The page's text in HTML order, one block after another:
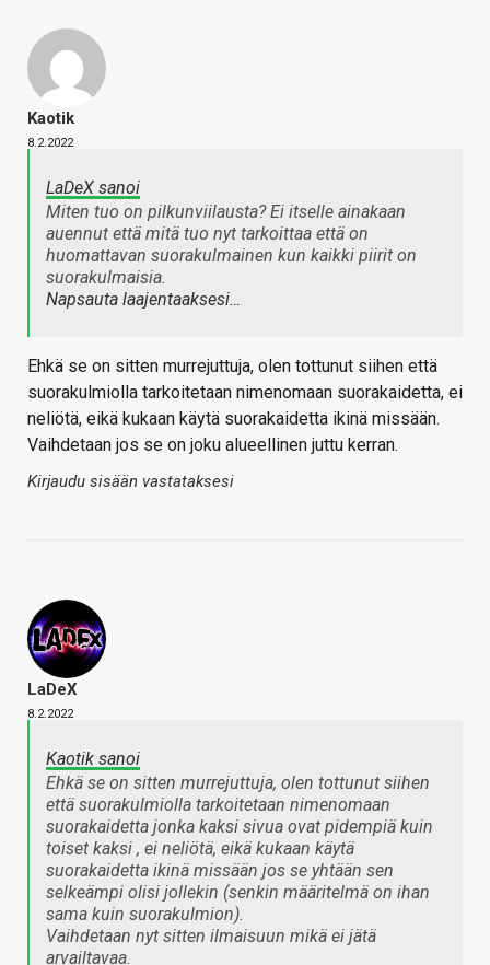
Kaotik
8.2.2022
LaDeX sanoi
Miten tuo on pilkunviilausta? Ei itselle ainakaan
auennut että mitä tuo nyt tarkoittaa että on
huomattavan suorakulmainen kun kaikki piirit on
suorakulmaisia.
Napsauta laajentaaksesi…
Ehkä se on sitten murrejuttuja, olen tottunut siihen että
suorakulmiolla tarkoitetaan nimenomaan suorakaidetta, ei
neliötä, eikä kukaan käytä suorakaidetta ikinä missään.
Vaihdetaan jos se on joku alueellinen juttu kerran.
Kirjaudu sisään vastataksesi
LaDeX
8.2.2022
Kaotik sanoi
Ehkä se on sitten murrejuttuja, olen tottunut siihen
että suorakulmiolla tarkoitetaan nimenomaan
suorakaidetta jonka kaksi sivua ovat pidempiä kuin
toiset kaksi , ei neliötä, eikä kukaan käytä
suorakaidetta ikinä missään jos se yhtään sen
selkeämpi olisi jollekin (senkin määritelmä on ihan
sama kuin suorakulmion).
Vaihdetaan nyt sitten ilmaisuun mikä ei jätä
arvailtavaa.